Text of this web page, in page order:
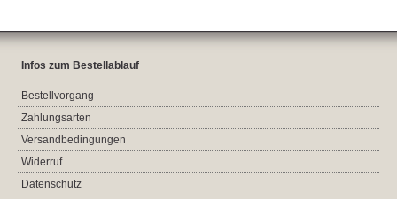
Infos zum Bestellablauf
Bestellvorgang
Zahlungsarten
Versandbedingungen
Widerruf
Datenschutz